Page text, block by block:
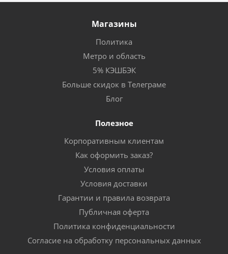
Магазины
Политика
Метро и область
5% КЭШБЭК
Больше скидок в Телеграме
Блог
Полезное
Корпоративным клиентам
Как оформить заказ?
Условия оплаты
Условия доставки
Гарантии и правила возврата
Публичная оферта
Политика конфиденциальности
Согласие на обработку персональных данных